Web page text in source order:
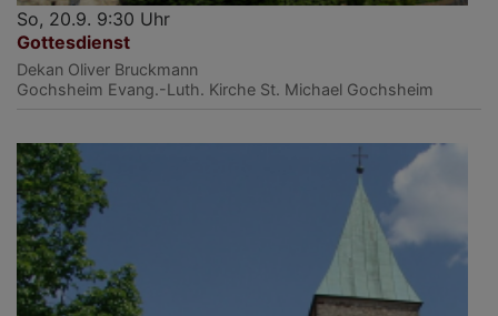
So, 20.9. 9:30 Uhr
Gottesdienst
Dekan Oliver Bruckmann
Gochsheim Evang.-Luth. Kirche St. Michael Gochsheim